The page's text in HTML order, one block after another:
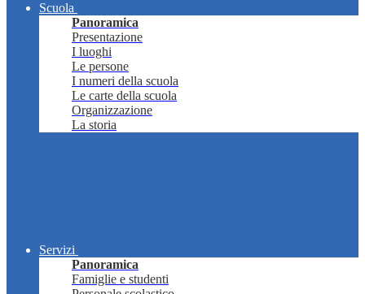
Scuola
Panoramica
Presentazione
I luoghi
Le persone
I numeri della scuola
Le carte della scuola
Organizzazione
La storia
Servizi
Panoramica
Famiglie e studenti